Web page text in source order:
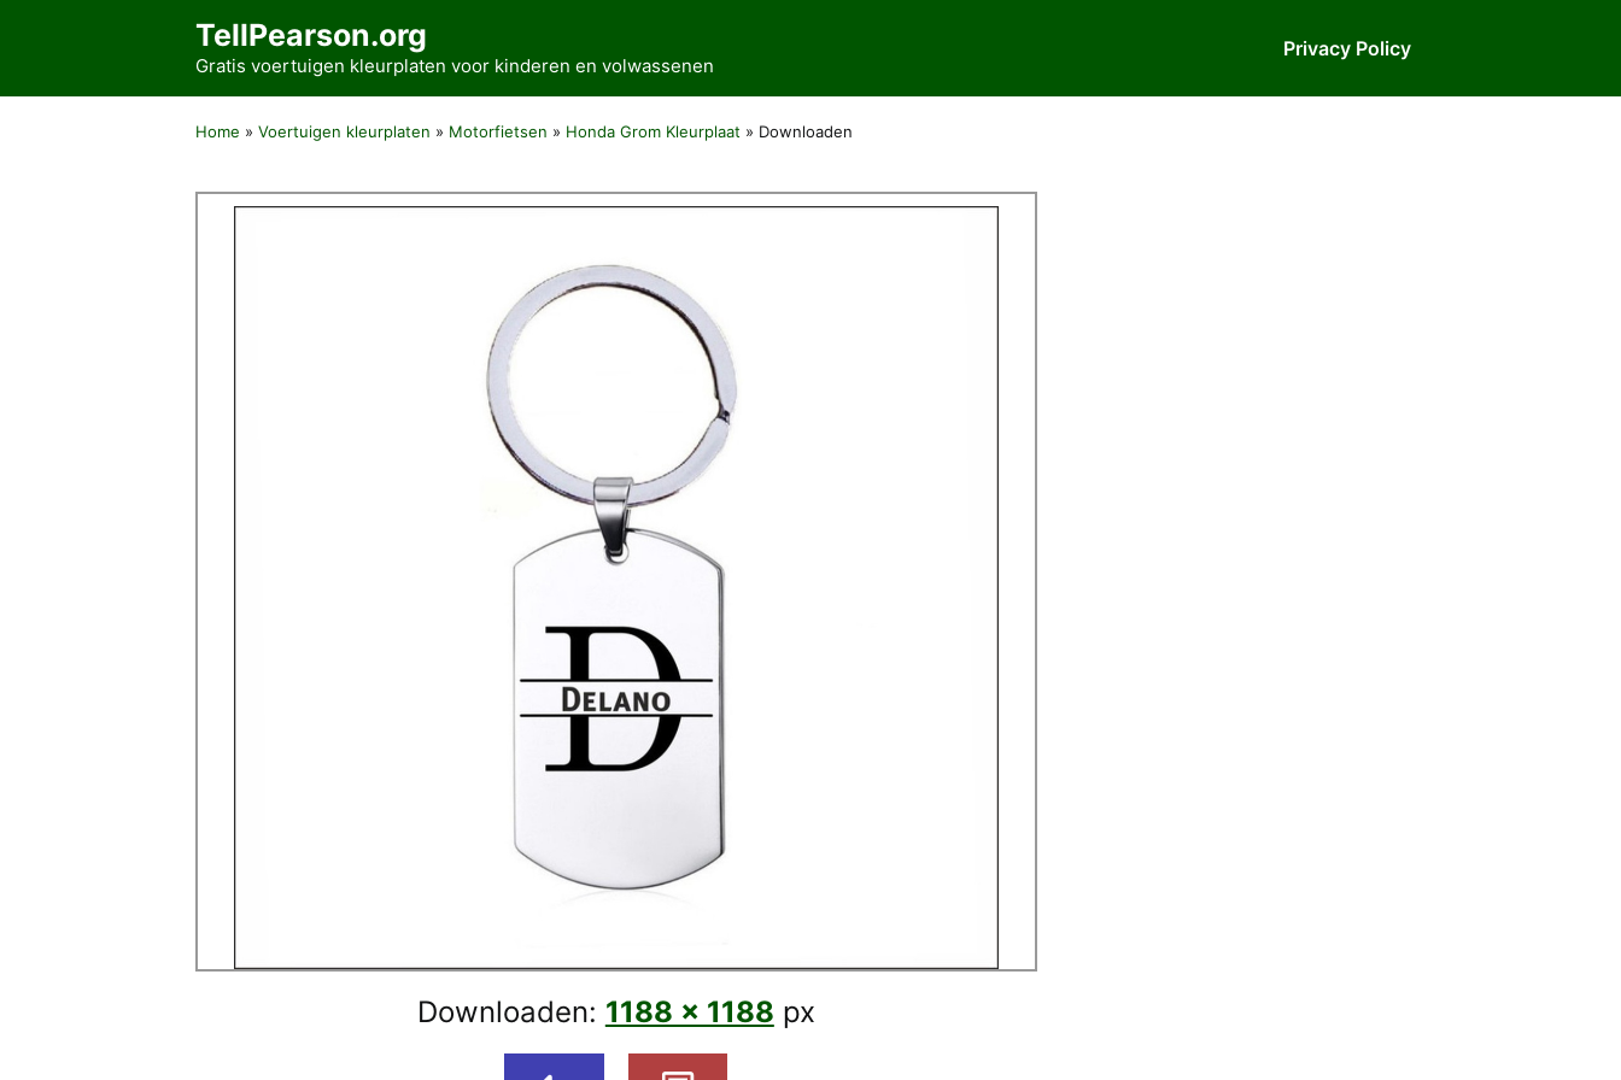
inhoud
TellPearson.org
Gratis voertuigen kleurplaten voor kinderen en volwassenen
Privacy Policy
Home » Voertuigen kleurplaten » Motorfietsen » Honda Grom Kleurplaat » Downloaden
Downloaden: 1188 × 1188 px